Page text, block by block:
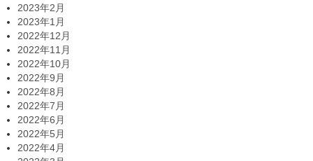
2023年2月
2023年1月
2022年12月
2022年11月
2022年10月
2022年9月
2022年8月
2022年7月
2022年6月
2022年5月
2022年4月